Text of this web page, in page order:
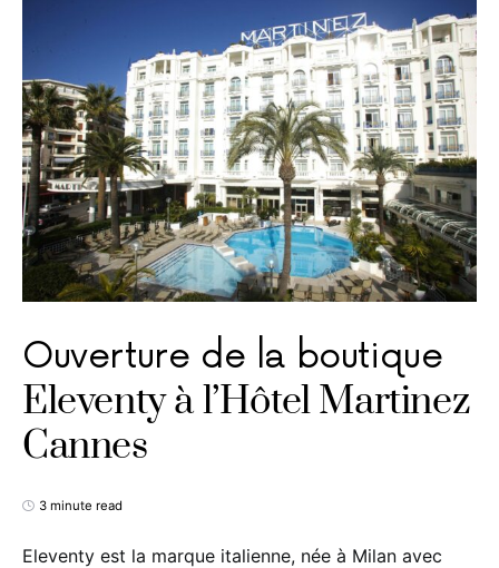
Ouverture de la boutique
Eleventy à l’Hôtel Martinez
Cannes
3 minute read
Eleventy est la marque italienne, née à Milan avec